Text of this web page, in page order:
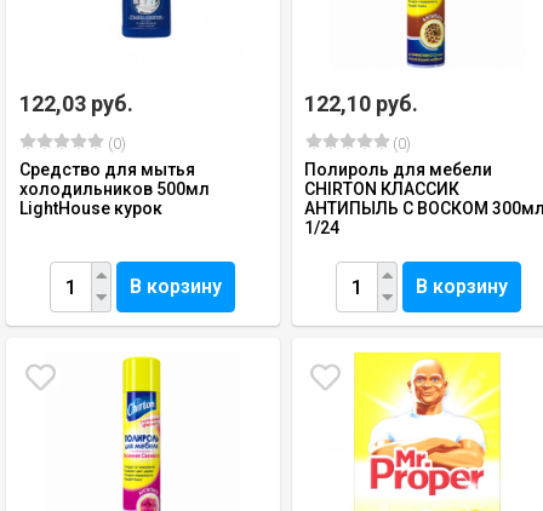
122,03 руб.
(0)
Средство для мытья
холодильников 500мл
LightHouse курок
В корзину
122,10 руб.
(0)
Полироль для мебели
CHIRTON КЛАССИК
АНТИПЫЛЬ С ВОСКОМ
1/24
В корзину